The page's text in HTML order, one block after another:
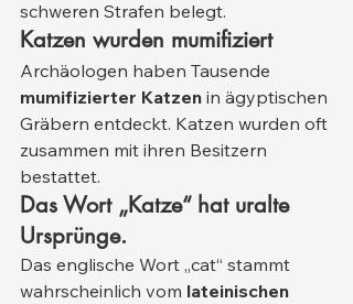
schweren Strafen belegt.
Katzen wurden mumifiziert
Archäologen haben Tausende
mumifizierter Katzen in ägyptischen
Gräbern entdeckt. Katzen wurden oft
zusammen mit ihren Besitzern
bestattet.
Das Wort „Katze“ hat uralte
Ursprünge.
Das englische Wort „cat“ stammt
wahrscheinlich vom lateinischen